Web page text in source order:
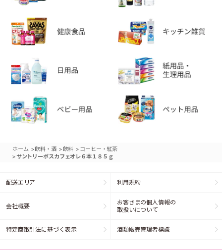
ホーム >飲料・酒 >飲料 > コーヒー・紅茶
> サントリーボスカフェオレ６本１８５ｇ
配送エリア 利用規約
会社概要
お客さまの個人情報の
取扱いについて
特定商取引法に基づく表示 酒類販売管理者標識